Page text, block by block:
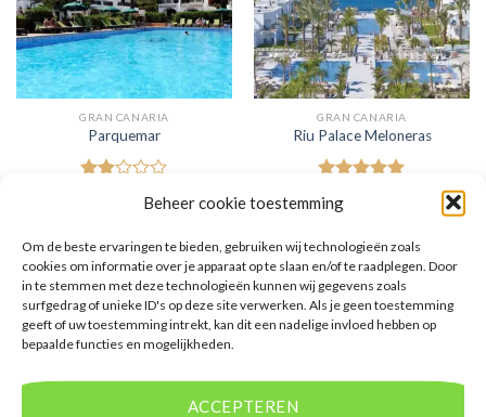
Beheer cookie toestemming
Om de beste ervaringen te bieden, gebruiken wij technologieën zoals
cookies om informatie over je apparaat op te slaan en/of te raadplegen. Door
in te stemmen met deze technologieën kunnen wij gegevens zoals
surfgedrag of unieke ID's op deze site verwerken. Als je geen toestemming
geeft of uw toestemming intrekt, kan dit een nadelige invloed hebben op
bepaalde functies en mogelijkheden.
ACCEPTEREN
GRAN CANARIA
Parquemar
Parquemar is een 2 sterren
U boekt deze reis direct bij onze
partner TUI. Nu vanaf EUR 583.00
per persoon.
PRIJZEN EN BOEKEN
GRAN CANARIA
Riu Palace Meloneras
5uit 5
Riu Palace Meloneras is een 5
Meloneras. U boekt deze reis
direct bij onze partner TUI. Nu
vanaf EUR 1177.00 per persoon.
PRIJZEN EN BOEKEN